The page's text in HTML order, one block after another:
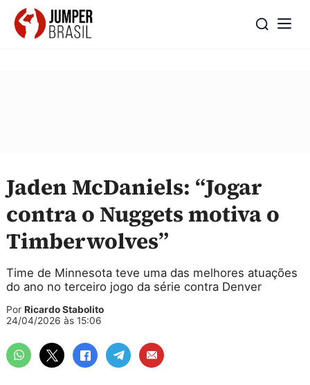
Jaden McDaniels: “Jogar
contra o Nuggets motiva o
Timberwolves”
Time de Minnesota teve uma das melhores atuações
do ano no terceiro jogo da série contra Denver
Por Ricardo Stabolito
24/04/2026 às 15:06